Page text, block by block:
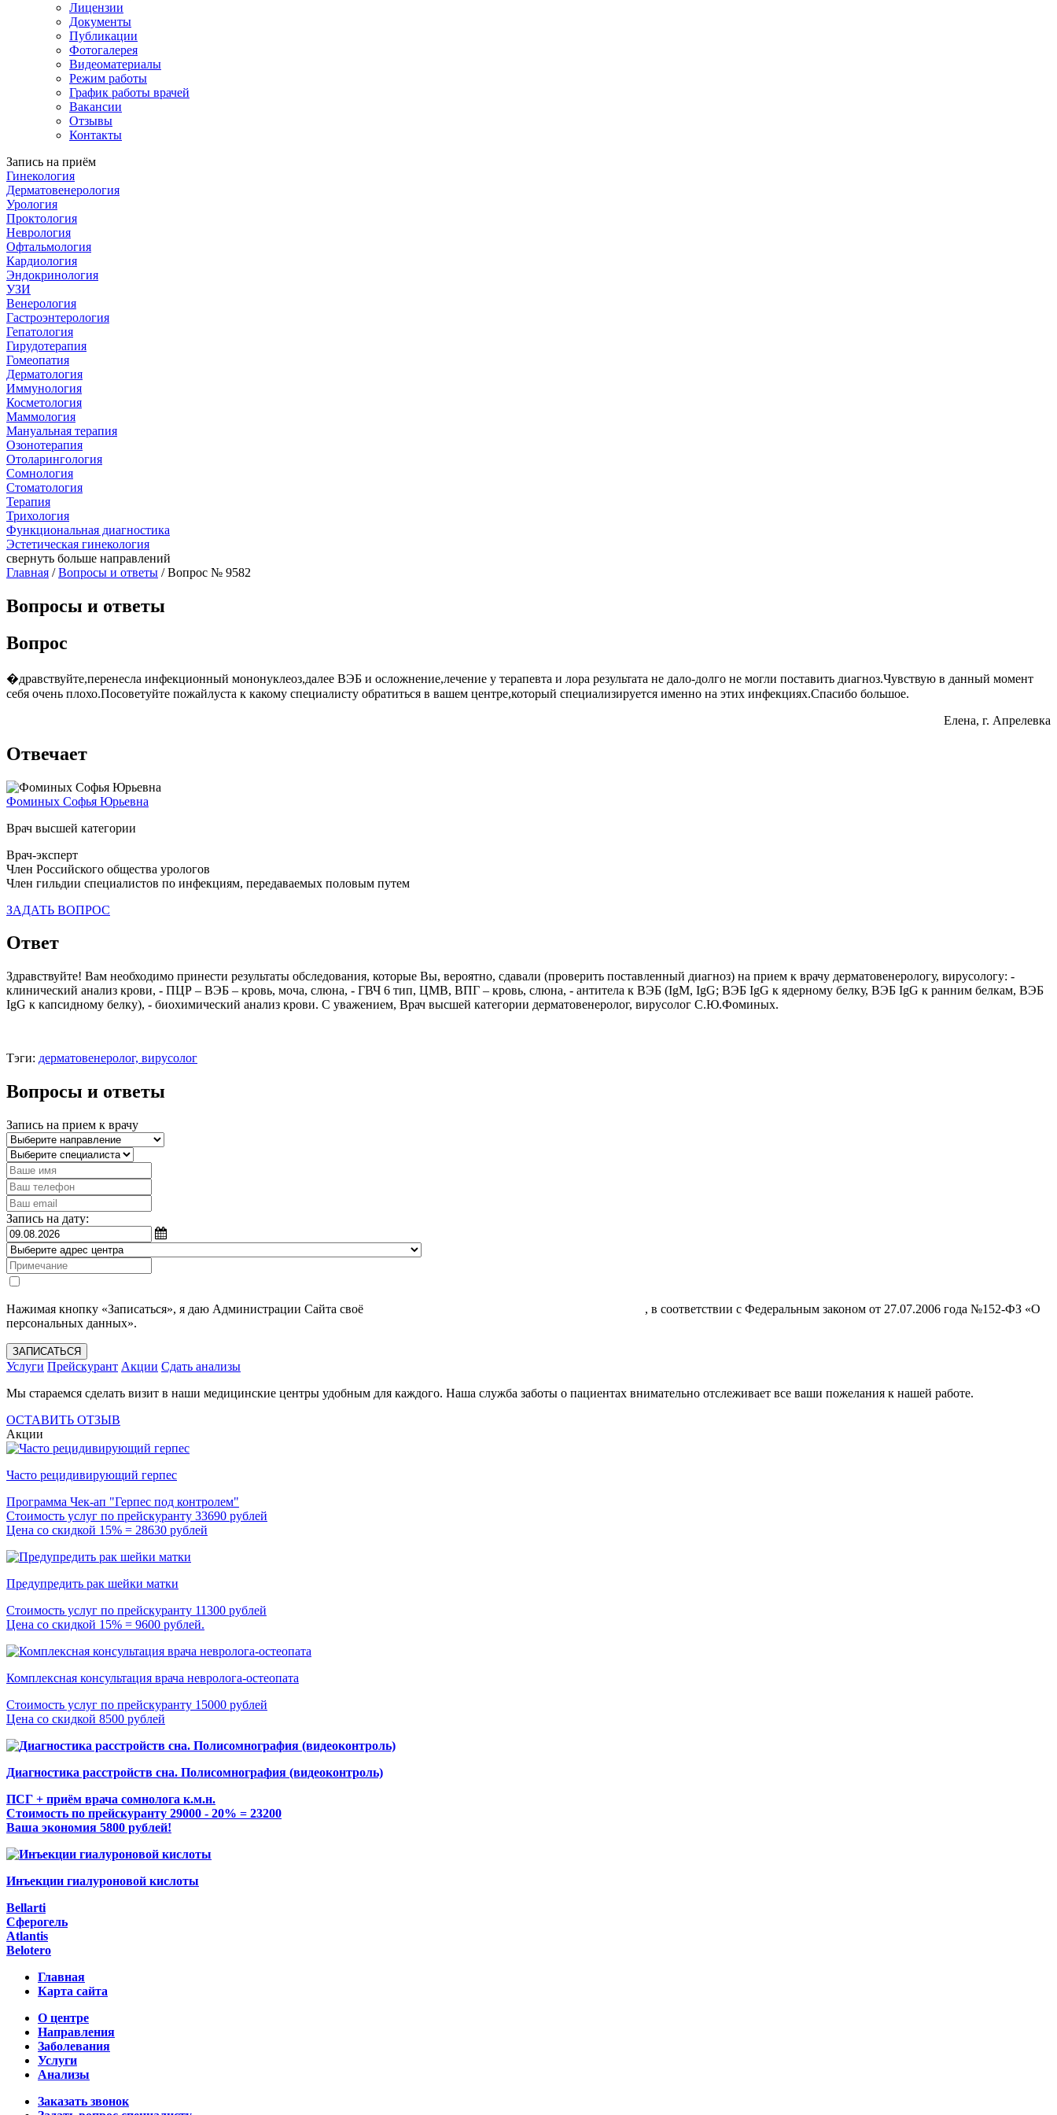
Лицензии
Документы
Публикации
Фотогалерея
Видеоматериалы
Режим работы
График работы врачей
Вакансии
Отзывы
Контакты
Запись на приём
Гинекология
Дерматовенерология
Урология
Проктология
Неврология
Офтальмология
Кардиология
Эндокринология
УЗИ
Венерология
Гастроэнтерология
Гепатология
Гирудотерапия
Гомеопатия
Дерматология
Иммунология
Косметология
Маммология
Мануальная терапия
Озонотерапия
Отоларингология
Сомнология
Стоматология
Терапия
Трихология
Функциональная диагностика
Эстетическая гинекология
свернуть больше направлений
Главная /Вопросы и ответы / Вопрос № 9582
Вопросы и ответы
Вопрос
�дравствуйте,перенесла инфекционный мононуклеоз,далее ВЭБ и осложнение,лечение у терапевта и лора результата не дало-долго не могли поставить диагноз.Чувствую в данный момент
себя очень плохо.Посоветуйте пожайлуста к какому специалисту обратиться в вашем центре,который специализируется именно на этих инфекциях.Спасибо большое.
Елена, г. Апрелевка
Отвечает
Фоминых Софья Юрьевна
Врач высшей категории
Врач-эксперт
Член Российского общества урологов
Член гильдии специалистов по инфекциям, передаваемых половым путем
ЗАДАТЬ ВОПРОС
Ответ
Здравствуйте! Вам необходимо принести результаты обследования, которые Вы, вероятно, сдавали (проверить поставленный диагноз) на прием к врачу дерматовенерологу, вирусологу: -
клинический анализ крови, - ПЦР – ВЭБ – кровь, моча, слюна, - ГВЧ 6 тип, ЦМВ, ВПГ – кровь, слюна, - антитела к ВЭБ (IgM, IgG; ВЭБ IgG к ядерному белку, ВЭБ IgG к ранним белкам, ВЭБ
IgG к капсидному белку), - биохимический анализ крови. С уважением, Врач высшей категории дерматовенеролог, вирусолог С.Ю.Фоминых.
Тэги: дерматовенеролог, вирусолог
Вопросы и ответы
Запись на прием к врачу
Запись на дату:
Нажимая кнопку «Записаться», я даю Администрации Сайта своё
, в соответствии с Федеральным законом от 27.07.2006 года №152-ФЗ «О
персональных данных».
ЗАПИСАТЬСЯ
Услуги Прейскурант Акции Сдать анализы
Мы стараемся сделать визит в наши медицинские центры удобным для каждого. Наша служба заботы о пациентах внимательно отслеживает все ваши пожелания к нашей работе.
ОСТАВИТЬ ОТЗЫВ
Акции
Часто рецидивирующий герпес
Программа Чек-ап "Герпес под контролем"
Стоимость услуг по прейскуранту 33690 рублей
Цена со скидкой 15% = 28630 рублей
Предупредить рак шейки матки
Стоимость услуг по прейскуранту 11300 рублей
Цена со скидкой 15% = 9600 рублей.
Комплексная консультация врача невролога-остеопата
Стоимость услуг по прейскуранту 15000 рублей
Цена со скидкой 8500 рублей
Диагностика расстройств сна. Полисомнография (видеоконтроль)
ПСГ + приём врача сомнолога к.м.н.
Стоимость по прейскуранту 29000 - 20% = 23200
Ваша экономия 5800 рублей!
Инъекции гиалуроновой кислоты
Bellarti
Сферогель
Atlantis
Belotero
Главная
Карта сайта
О центре
Направления
Заболевания
Услуги
Анализы
Заказать звонок